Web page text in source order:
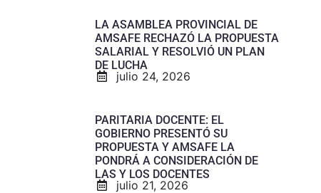
LA ASAMBLEA PROVINCIAL DE
AMSAFE RECHAZÓ LA PROPUESTA
SALARIAL Y RESOLVIÓ UN PLAN
DE LUCHA
julio 24, 2026
PARITARIA DOCENTE: EL
GOBIERNO PRESENTÓ SU
PROPUESTA Y AMSAFE LA
PONDRÁ A CONSIDERACIÓN DE
LAS Y LOS DOCENTES
julio 21, 2026